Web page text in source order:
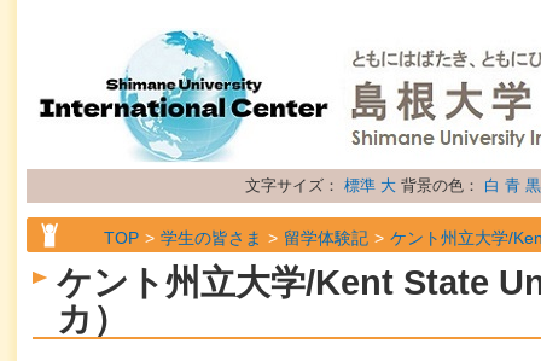
文字サイズ： 標準 大 背景の色： 白 青 黒
TOP 学生の皆さま 留学体験記 ケント州立大学/
ケント州立大学/Kent State
カ）